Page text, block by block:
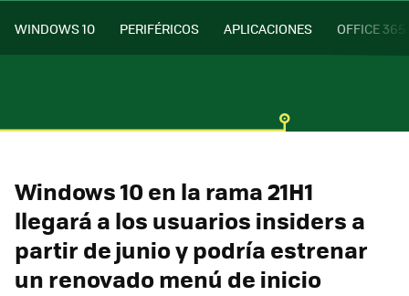
WINDOWS 10 PERIFÉRICOS APLICACIONES OFFICE 365
Windows 10 en la rama 21H1
llegará a los usuarios insiders a
partir de junio y podría estrenar
un renovado menú de inicio